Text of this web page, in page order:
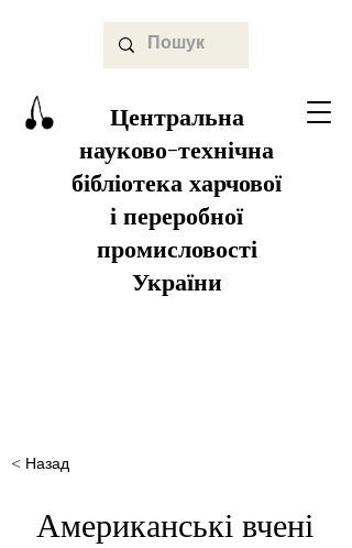
Центральна
науково-технічна
бібліотека харчової
і переробної
промисловості
України
< Назад
Американські вчені